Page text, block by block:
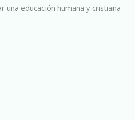
una educación humana y cristiana